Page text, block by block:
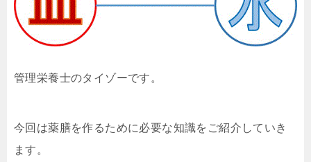
管理栄養士のタイゾーです。
今回は薬膳を作るために必要な知識をご紹介していき
ます。